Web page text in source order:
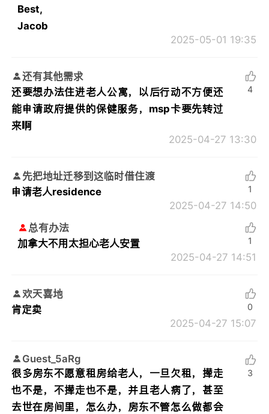
Best,
Jacob
2025-05-01 19:35
还有其他需求
还要想办法住进老人公寓，以后行动不方便还
能申请政府提供的保健服务，msp卡要先转过
来啊
2025-04-27 13:30
4
先把地址迁移到这临时借住渡
申请老人residence
2025-04-27 14:50
1
总有办法
加拿大不用太担心老人安置
2025-04-27 14:51
1
欢天喜地
肯定卖
2025-04-27 15:07
0
Guest_5aRg
很多房东不愿意租房给老人，一旦欠租，撵走
也不是，不撵走也不是，并且老人病了，甚至
去世在房间里，怎么办，房东不管怎么做都会
3